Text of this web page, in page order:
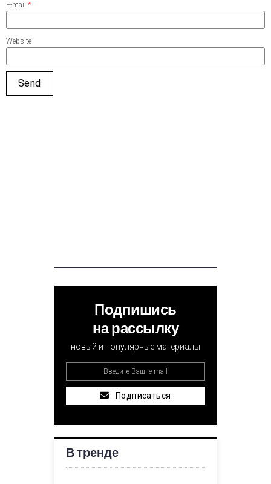
E-mail *
Website
Подпишись
на рассылку
новый и популярные материалы
Подписаться
В тренде